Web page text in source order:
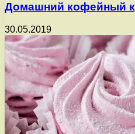
Домашний кофейный
30.05.2019